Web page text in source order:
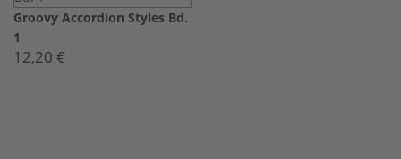
Groovy Accordion Styles Bd.
1
12,20 €